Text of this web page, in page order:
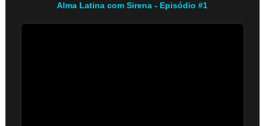
Alma Latina com Sirena - Episódio #1